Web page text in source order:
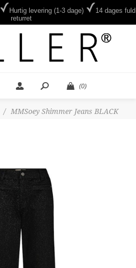
Hurtig levering (1-3 dage)
14 dages fuld
returret
(0)
/ MMSoey Shimmer Jeans BLACK